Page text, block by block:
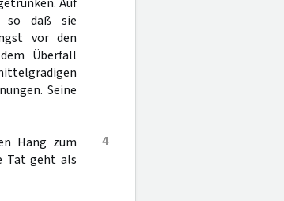
so daß sie
vor den
Überfall
Seine
4
Hang zum
Tat geht als